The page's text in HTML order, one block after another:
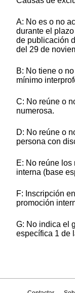
A: No es o no
durante el
de publicación
del 29 de
B: No tiene o
mínimo
C: No reúne o
numerosa.
D: No reúne o
persona con
E: No reúne
interna (base
F: Inscripción
promoción
G: No indica el
específica 1 de